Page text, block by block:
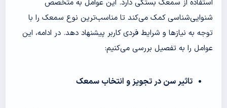
استفاده از سمعک بستگی دارد. این عوامل به متخصص
شنوایی‌شناسی کمک می‌کند تا مناسب‌ترین نوع سمعک را با
توجه به نیازها و شرایط فردی کاربر پیشنهاد دهد. در ادامه، این
عوامل را به تفصیل بررسی می‌کنیم:
تاثیر سن در تجویز و انتخاب سمعک